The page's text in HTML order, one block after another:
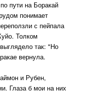
пути на Боракай
понимает
с пейпала
Толком
так: "Но
вернула.
и Рубен,
Глаза б мои на них